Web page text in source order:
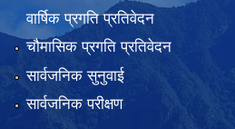
वार्षिक प्रगति प्रतिवेदन
चौमासिक प्रगति प्रतिवेदन
सार्वजनिक सुनुवाई
सार्वजनिक परीक्षण